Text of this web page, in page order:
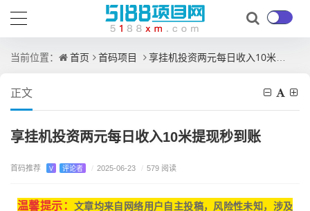
当前位置： 首页 首码项目 享挂机投资两元每日收入10米提现秒到账
正文
享挂机投资两元每日收入10米提现秒到账
首码推荐 V 评论者 / 2025-06-23 / 579 阅读
温馨提示： 文章均来自网络用户自主投稿， 风险性未知，涉及